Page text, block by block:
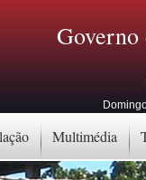
Multimédia